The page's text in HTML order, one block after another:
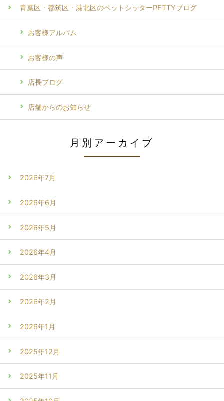
青葉区・都筑区・港北区のペットシッターPETTYブログ
お客様アルバム
お客様の声
店長ブログ
店舗からのお知らせ
月別アーカイブ
2026年7月
2026年6月
2026年5月
2026年4月
2026年3月
2026年2月
2026年1月
2025年12月
2025年11月